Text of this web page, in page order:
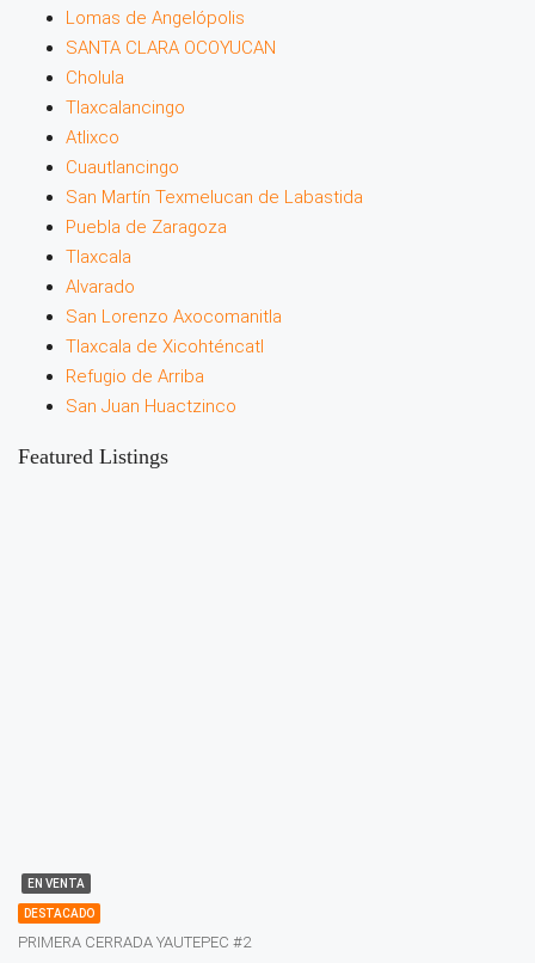
Lomas de Angelópolis
SANTA CLARA OCOYUCAN
Cholula
Tlaxcalancingo
Atlixco
Cuautlancingo
San Martín Texmelucan de Labastida
Puebla de Zaragoza
Tlaxcala
Alvarado
San Lorenzo Axocomanitla
Tlaxcala de Xicohténcatl
Refugio de Arriba
San Juan Huactzinco
Featured Listings
EN VENTA
DESTACADO
PRIMERA CERRADA YAUTEPEC #2